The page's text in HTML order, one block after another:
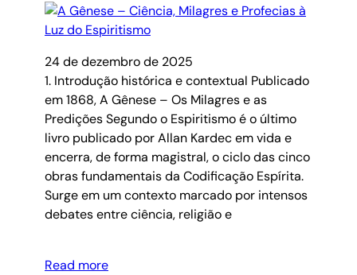
24 de dezembro de 2025
1. Introdução histórica e contextual Publicado
em 1868, A Gênese – Os Milagres e as
Predições Segundo o Espiritismo é o último
livro publicado por Allan Kardec em vida e
encerra, de forma magistral, o ciclo das cinco
obras fundamentais da Codificação Espírita.
Surge em um contexto marcado por intensos
debates entre ciência, religião e
Read more